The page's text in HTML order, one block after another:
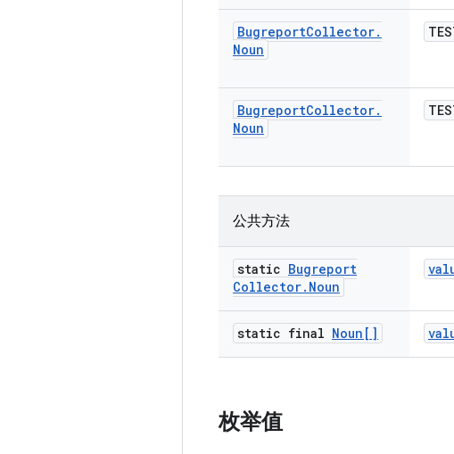
BugreportCollector.
Noun
BugreportCollector.
Noun
公共方法
static Bugreport
Collector. Noun
static final Noun[]
枚举值